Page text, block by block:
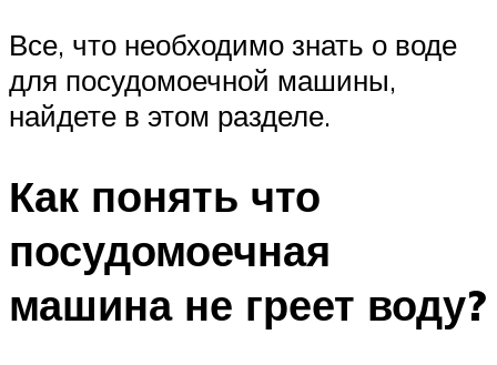
Все, что необходимо знать о воде
для посудомоечной машины,
найдете в этом разделе.
Как понять что
посудомоечная
машина не греет воду?